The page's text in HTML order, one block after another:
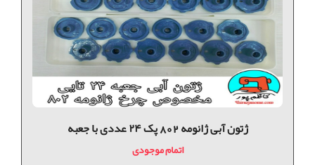
ژتون آبی ژانومه 802 پک ۲۴ عددی با جعبه
اتمام موجودی